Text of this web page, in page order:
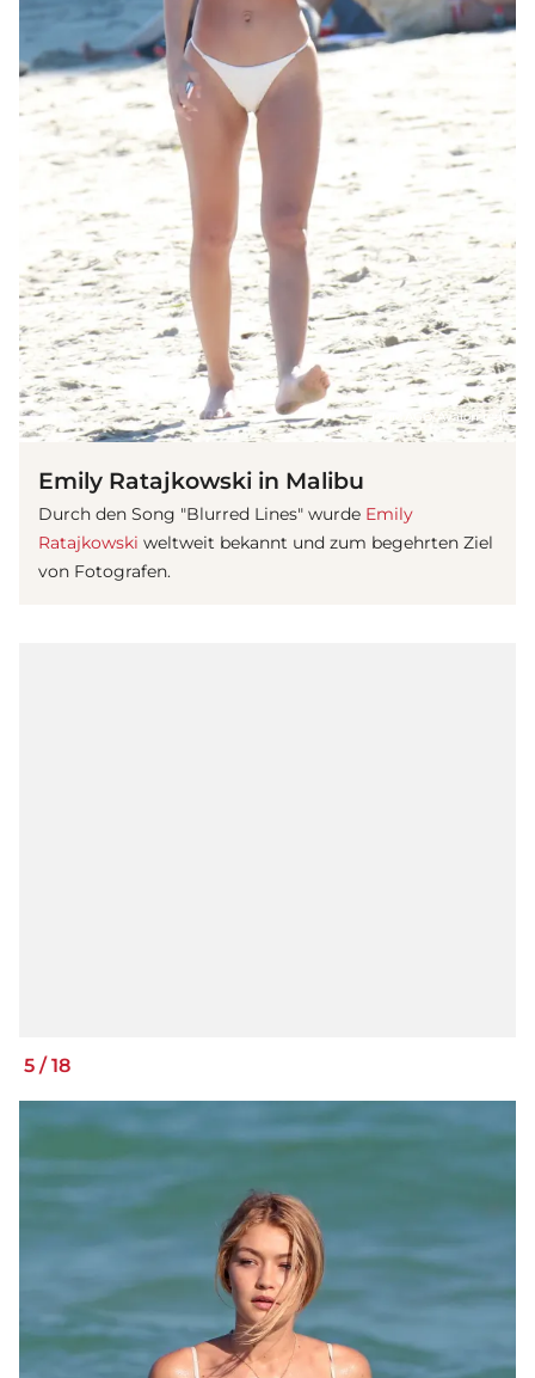
(© IMAGO/Avalon.red)
Emily Ratajkowski in Malibu
Durch den Song "Blurred Lines" wurde Emily
Ratajkowski weltweit bekannt und zum begehrten Ziel
von Fotografen.
5 / 18